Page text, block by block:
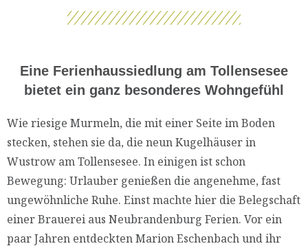
Eine Ferienhaussiedlung am Tollensesee
bietet ein ganz besonderes Wohngefühl
Wie riesige Murmeln, die mit einer Seite im Boden
stecken, stehen sie da, die neun Kugelhäuser in
Wustrow am Tollensesee. In einigen ist schon
Bewegung: Urlauber genießen die angenehme, fast
ungewöhnliche Ruhe. Einst machte hier die Belegschaft
einer Brauerei aus Neubrandenburg Ferien. Vor ein
paar Jahren entdeckten Marion Eschenbach und ihr